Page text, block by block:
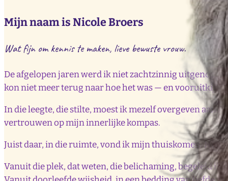
Mijn naam is Nicole Broers
Wat fijn om kennis te maken, lieve bewuste vrouw.
De afgelopen jaren werd ik niet zachtzinnig
kon niet meer terug naar hoe het was — en
In die leegte, die stilte, moest ik mezelf overgeven aan
vertrouwen op mijn innerlijke kompas.
Juist daar, in die ruimte, vond ik mijn thuiskomen. Niet
Vanuit die plek, dat weten, die belichaming, begeleid ik